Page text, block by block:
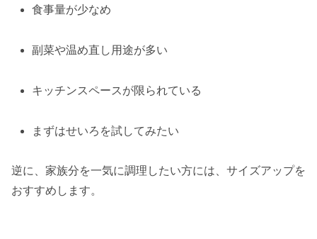
食事量が少なめ
副菜や温め直し用途が多い
キッチンスペースが限られている
まずはせいろを試してみたい
逆に、家族分を一気に調理したい方には、サイズアップを
おすすめします。